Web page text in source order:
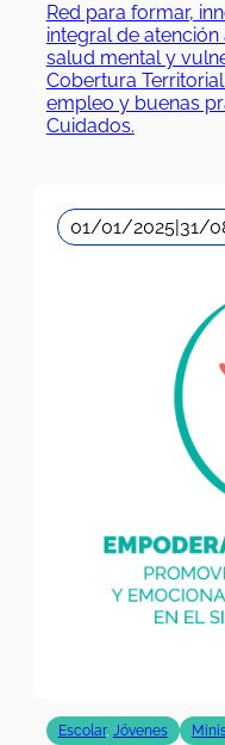
Red para formar,
integral de
salud mental y
Cobertura
empleo y buenas
Cuidados.
01/01/2025 31/
Escolar, Jóvenes